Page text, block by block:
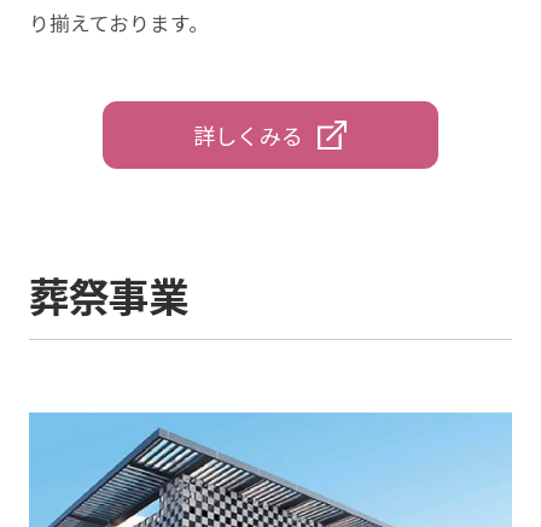
り揃えております。
詳しくみる
葬祭事業